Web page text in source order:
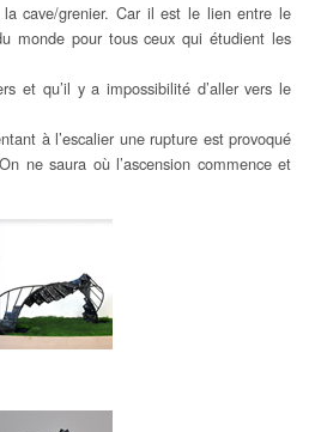
la cave/grenier. Car il est le lien entre le
monde pour tous ceux qui étudient les
et qu’il y a impossibilité d’aller vers le
à l’escalier une rupture est provoqué
ne saura où l’ascension commence et